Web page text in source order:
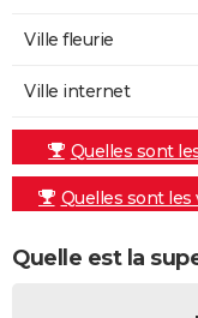
Ville fleurie
Ville internet
Quelles sont
Quelles sont les
Quelle est la